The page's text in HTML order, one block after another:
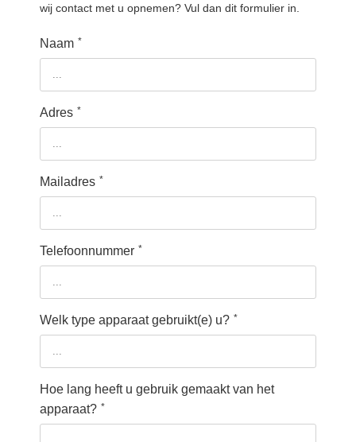
wij contact met u opnemen? Vul dan dit formulier in.
Naam *
Adres *
Mailadres *
Telefoonnummer *
Welk type apparaat gebruikt(e) u? *
Hoe lang heeft u gebruik gemaakt van het
apparaat? *